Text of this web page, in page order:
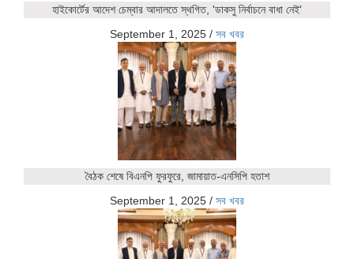
হাইকোর্টের আদেশ চেম্বার আদালতে স্থগিত, 'ডাকসু নির্বাচনে বাধা নেই'
September 1, 2025 / সব খবর
বৈঠক শেষে বিএনপি ফুরফুরে, জামায়াত-এনসিপি হতাশ
September 1, 2025 / সব খবর